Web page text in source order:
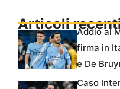
Articoli
Addio al
firma in
e De
Caso